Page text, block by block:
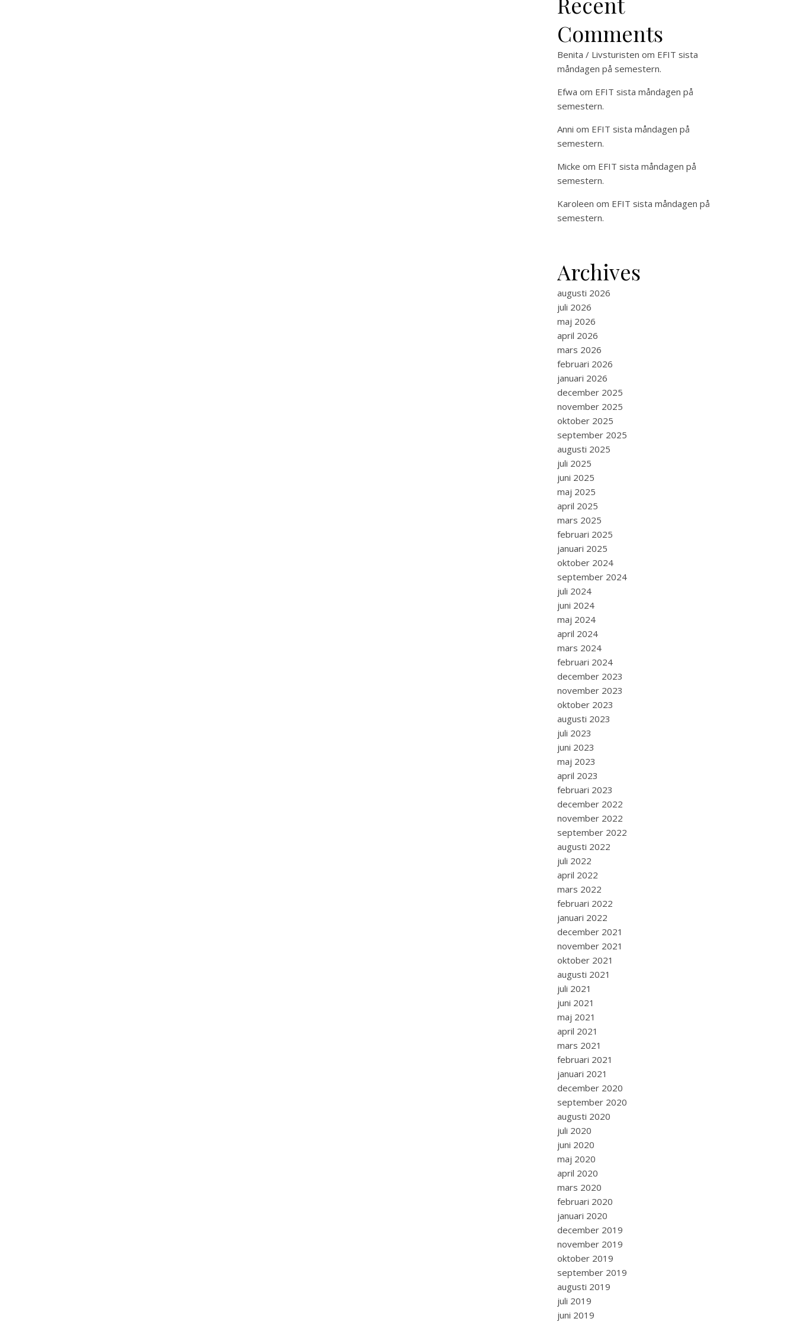
Comments
Benita / Livsturisten om EFIT sista
måndagen på semestern.
Efwa om EFIT sista måndagen på
semestern.
Anni om EFIT sista måndagen på
semestern.
Micke om EFIT sista måndagen på
semestern.
Karoleen om EFIT sista måndagen på
semestern.
Archives
augusti 2026
juli 2026
maj 2026
april 2026
mars 2026
februari 2026
januari 2026
december 2025
november 2025
oktober 2025
september 2025
augusti 2025
juli 2025
juni 2025
maj 2025
april 2025
mars 2025
februari 2025
januari 2025
oktober 2024
september 2024
juli 2024
juni 2024
maj 2024
april 2024
mars 2024
februari 2024
december 2023
november 2023
oktober 2023
augusti 2023
juli 2023
juni 2023
maj 2023
april 2023
februari 2023
december 2022
november 2022
september 2022
augusti 2022
juli 2022
april 2022
mars 2022
februari 2022
januari 2022
december 2021
november 2021
oktober 2021
augusti 2021
juli 2021
juni 2021
maj 2021
april 2021
mars 2021
februari 2021
januari 2021
december 2020
september 2020
augusti 2020
juli 2020
juni 2020
maj 2020
april 2020
mars 2020
februari 2020
januari 2020
december 2019
november 2019
oktober 2019
september 2019
augusti 2019
juli 2019
juni 2019